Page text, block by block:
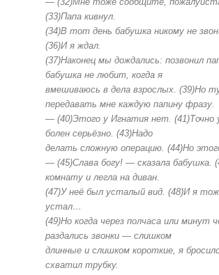
(33)Папа кивнул.
(34)В тот день бабушка никому не
(36)И я ждал.
(37)Наконец мы дождались: позвонил
бабушка не любит, когда я
вмешиваюсь в дела взрослых. (39)Но
передавать мне каждую папину фразу.
— (40)Этого у Игнатия нет. (41)Точно
болен серьёзно. (43)Надо
делать сложную операцию. (44)Но
— (45)Слава богу! — сказала бабушка.
комнату и легла на диван.
(47)У неё был усталый вид. (48)И я
устал…
(49)Но когда через полчаса или минут
раздались звонки — слишком
длинные и слишком короткие, я
схватил трубку.